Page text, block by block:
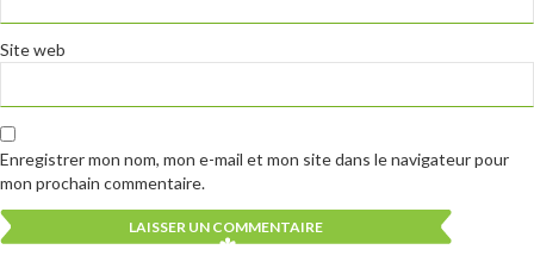
Site web
Enregistrer mon nom, mon e-mail et mon site dans le navigateur pour
mon prochain commentaire.